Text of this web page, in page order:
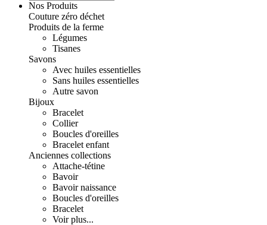
Nos Produits
Couture zéro déchet
Produits de la ferme
Légumes
Tisanes
Savons
Avec huiles essentielles
Sans huiles essentielles
Autre savon
Bijoux
Bracelet
Collier
Boucles d'oreilles
Bracelet enfant
Anciennes collections
Attache-tétine
Bavoir
Bavoir naissance
Boucles d'oreilles
Bracelet
Voir plus...